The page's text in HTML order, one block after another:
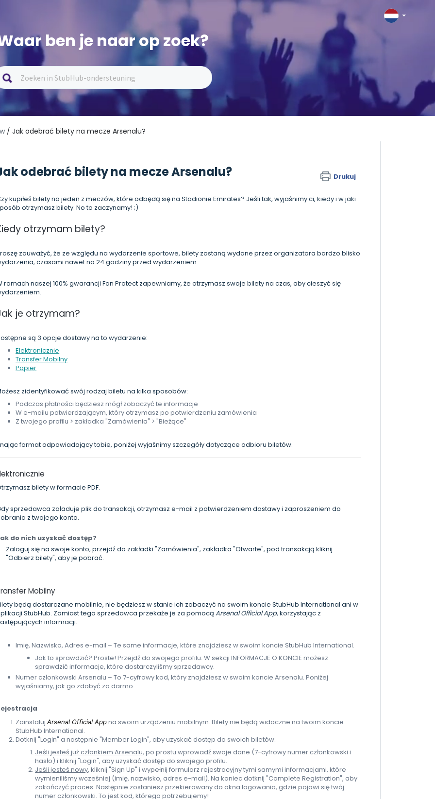
ben je naar op zoek?
/ Jak odebrać bilety na mecze Arsenalu?
odebrać bilety na mecze Arsenalu? Drukuj
kupiłeś bilety na jeden z meczów, które odbędą się na Stadionie Emirates? Jeśli tak, wyjaśnimy ci, kiedy i w jaki
otrzymasz bilety. No to zaczynamy! ;)
otrzymam bilety?
zauważyć, że ze względu na wydarzenie sportowe, bilety zostaną wydane przez organizatora bardzo blisko
czasami nawet na 24 godziny przed wydarzeniem.
ramach naszej 100% gwarancji Fan Protect zapewniamy, że otrzymasz swoje bilety na czas, aby cieszyć się
je otrzymam?
są 3 opcje dostawy na to wydarzenie:
Elektronicznie
Transfer Mobilny
Papier
zidentyfikować swój rodzaj biletu na kilka sposobów:
Podczas płatności będziesz mógł zobaczyć te informacje
W e-mailu potwierdzającym, który otrzymasz po potwierdzeniu zamówienia
Z twojego profilu > zakładka "Zamówienia" > "Bieżące"
format odpowiadający tobie, poniżej wyjaśnimy szczegóły dotyczące odbioru biletów.
bilety w formacie PDF.
sprzedawca załaduje plik do transakcji, otrzymasz e-mail z potwierdzeniem dostawy i zaproszeniem do
z twojego konta.
do nich uzyskać dostęp?
Zaloguj się na swoje konto, przejdź do zakładki "Zamówienia", zakładka "Otwarte", pod transakcją kliknij
"Odbierz bilety", aby je pobrać.
Mobilny
będą dostarczane mobilnie, nie będziesz w stanie ich zobaczyć na swoim koncie StubHub International ani w
StubHub. Zamiast tego sprzedawca przekaże je za pomocąArsenal Official App, korzystając z
informacji:
Imię, Nazwisko, Adres e-mail – Te same informacje, które znajdziesz w swoim koncie StubHub International.
Jak to sprawdzić? Proste! Przejdź do swojego profilu. W sekcji INFORMACJE O KONCIE możesz
sprawdzić informacje, które dostarczyliśmy sprzedawcy.
Numer członkowski Arsenalu – To 7-cyfrowy kod, który znajdziesz w swoim koncie Arsenalu. Poniżej
wyjaśniamy, jak go zdobyć za darmo.
ZainstalujArsenal Official Appna swoim urządzeniu mobilnym. Bilety nie będą widoczne na twoim koncie
StubHub International.
Dotknij "Login" a następnie "Member Login", aby uzyskać dostęp do swoich biletów.
Jeśli jesteś już członkiem Arsenalu, po prostu wprowadź swoje dane (7-cyfrowy numer członkowski i
hasło) i kliknij "Login", aby uzyskać dostęp do swojego profilu.
Jeśli jesteś nowy, kliknij "Sign Up" i wypełnij formularz rejestracyjny tymi samymi informacjami, które
wymieniliśmy wcześniej (imię, nazwisko, adres e-mail). Na koniec dotknij "Complete Registration", aby
zakończyć proces. Następnie zostaniesz przekierowany do okna logowania, gdzie pojawi się twój
numer członkowski. To jest kod, którego potrzebujemy!